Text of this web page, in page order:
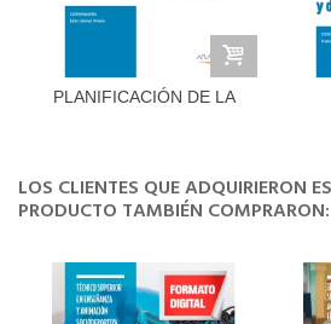
PLANIFICACIÓN DE LA
LOS CLIENTES QUE ADQUIRIERON
PRODUCTO TAMBIÉN COMPRARON: